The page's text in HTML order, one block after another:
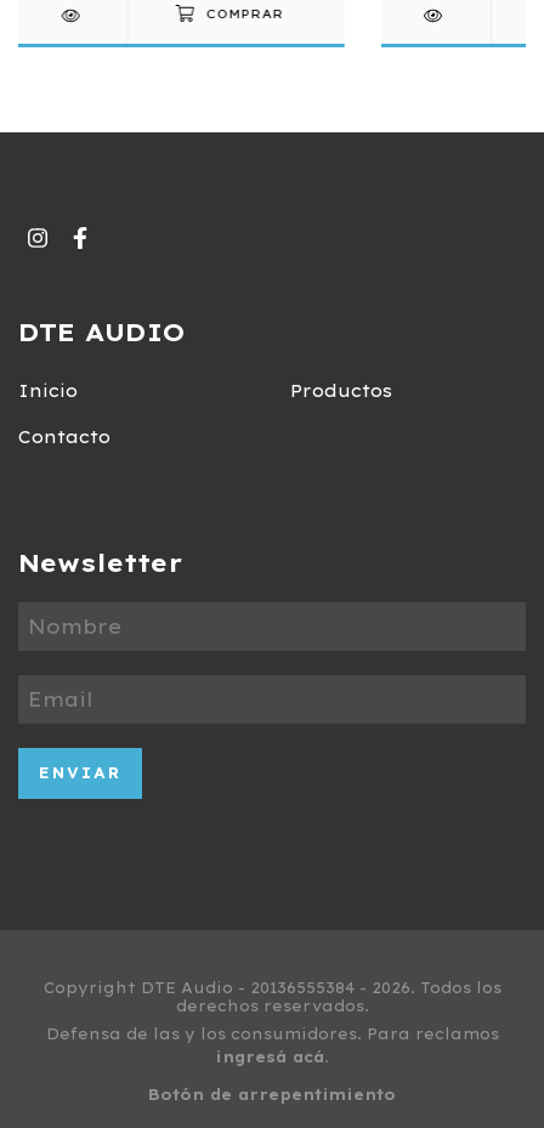
DTE AUDIO
Inicio Productos
Contacto
Newsletter
Copyright DTE Audio - 20136555384 - 2026. Todos los
derechos reservados.
Defensa de las y los consumidores. Para reclamos
ingresá acá.
Botón de arrepentimiento